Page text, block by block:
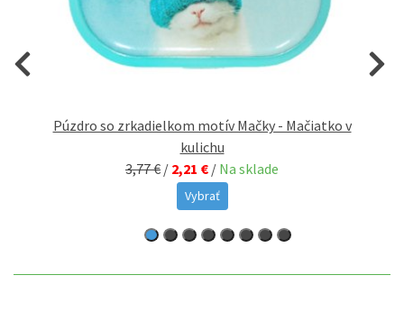
Púzdro so zrkadielkom motív Mačky - Mačiatko v
kulichu
3,77 € / 2,21 € / Na sklade
Vybrať